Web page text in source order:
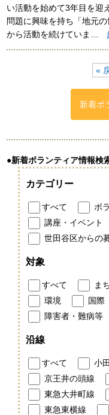
い活動を始めて3年目を迎
問題に興味を持ち「地元
から活動を続けていま…
«
新着ボ
●新着ボランティア情報検
カテゴリー
すべて
ボ
講座・イベント
世田谷区からの
対象
すべて ま
環境
国際
障害者・難病等
沿線
すべて 小
京王井の頭線
東急大井町線
東急東横線